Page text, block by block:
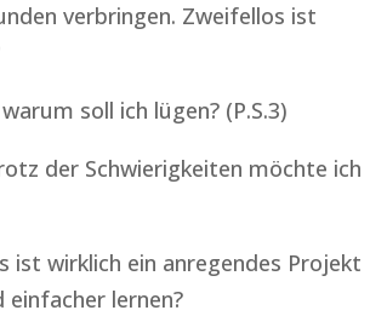
verbringen. Zweifellos ist
soll ich lügen? (P.S.3)
der Schwierigkeiten möchte ich
ist wirklich ein anregendes Projekt
lernen?